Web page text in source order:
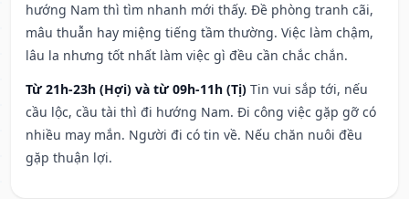
hướng Nam thì tìm nhanh mới thấy. Đề phòng tranh cãi,
mâu thuẫn hay miệng tiếng tầm thường. Việc làm chậm,
lâu la nhưng tốt nhất làm việc gì đều cần chắc chắn.
Từ 21h-23h (Hợi) và từ 09h-11h (Tị) Tin vui sắp tới, nếu
cầu lộc, cầu tài thì đi hướng Nam. Đi công việc gặp gỡ có
nhiều may mắn. Người đi có tin về. Nếu chăn nuôi đều
gặp thuận lợi.